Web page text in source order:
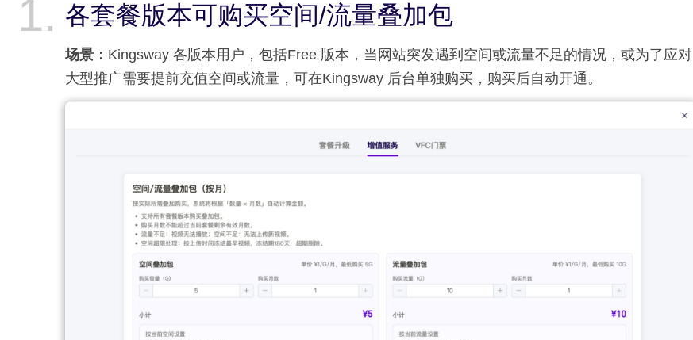
各套餐版本可购买空间/流量叠加包
场景： Kingsway 各版本用户，包括Free 版本，当网站突发遇到空间或流量不足的情况，或为了应对
大型推广需要提前充值空间或流量，可在Kingsway 后台单独购买，购买后自动开通。